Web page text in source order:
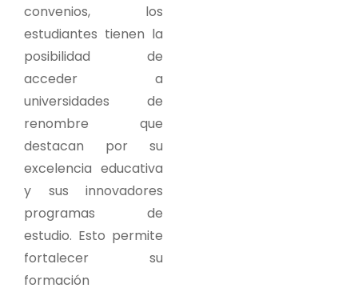
convenios, los
estudiantes tienen la
posibilidad de
acceder a
universidades de
renombre que
destacan por su
excelencia educativa
y sus innovadores
programas de
estudio. Esto permite
fortalecer su
formación